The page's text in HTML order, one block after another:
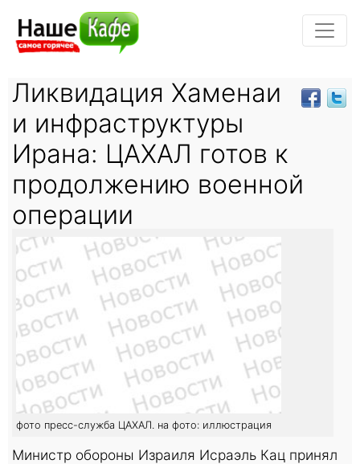
Ликвидация Хаменаи
и инфраструктуры
Ирана: ЦАХАЛ готов к
продолжению военной
операции
фото пресс-служба ЦАХАЛ. на фото: иллюстрация
Министр обороны Израиля Исраэль Кац принял